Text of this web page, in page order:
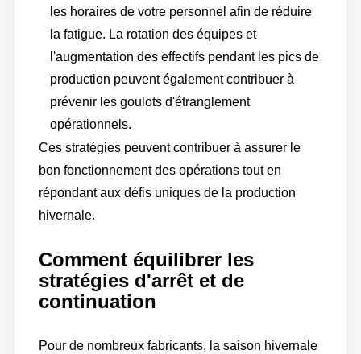
les horaires de votre personnel afin de réduire
la fatigue. La rotation des équipes et
l'augmentation des effectifs pendant les pics de
production peuvent également contribuer à
prévenir les goulots d'étranglement
opérationnels.
Ces stratégies peuvent contribuer à assurer le
bon fonctionnement des opérations tout en
répondant aux défis uniques de la production
hivernale.
Comment équilibrer les
stratégies d'arrêt et de
continuation
Pour de nombreux fabricants, la saison hivernale